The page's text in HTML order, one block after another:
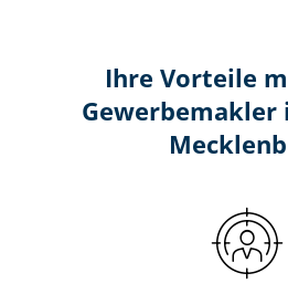
Ihre Vorteile
Gewerbemakler